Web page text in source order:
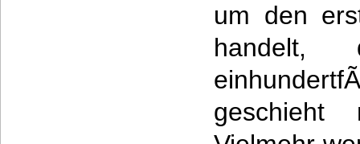
um den
handelt,
geschieht